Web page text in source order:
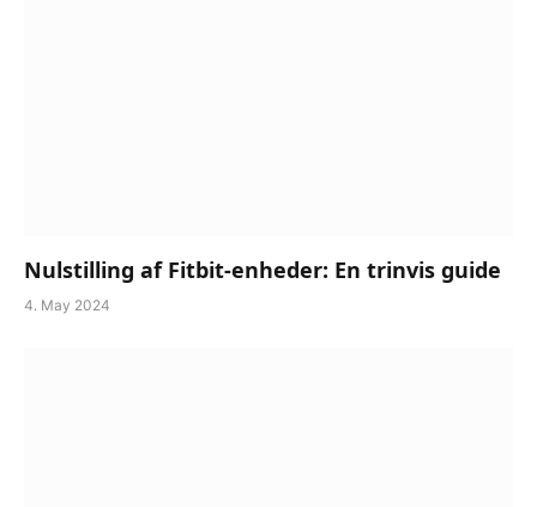
Nulstilling af Fitbit-enheder: En trinvis guide
4. May 2024